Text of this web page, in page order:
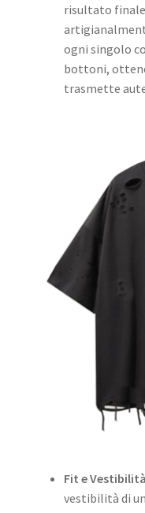
risultato
ogni singolo
bottoni,
trasmette
Fit e
vestibilità di